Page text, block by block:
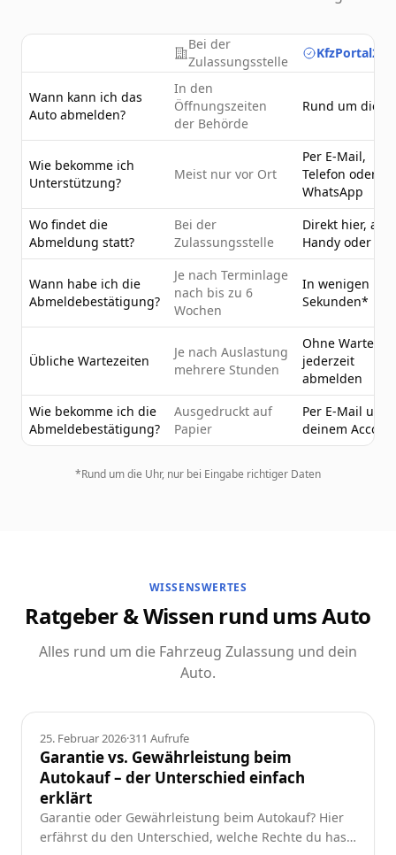
Bei der
Zulassungsstelle
Wann kann ich das
Auto abmelden?
In den
Öffnungszeiten
der Behörde
Rund um die
Wie bekomme ich
Unterstützung?
Meist nur vor Ort
Per E-Mail,
Telefon oder
WhatsApp
Wo findet die
Abmeldung statt?
Bei der
Zulassungsstelle
Direkt hier, am
Handy oder PC
Wann habe ich die
Abmeldebestätigung?
Je nach Terminlage
nach bis zu 6
Wochen
In wenigen
Sekunden*
Übliche Wartezeiten
Je nach Auslastung
mehrere Stunden
Ohne Wartezeit
jederzeit
abmelden
Wie bekomme ich die
Abmeldebestätigung?
Ausgedruckt auf
Papier
Per E-Mail und
deinem
*Rund um die Uhr, nur bei Eingabe richtiger Daten
WISSENSWERTES
Ratgeber & Wissen rund ums Auto
Alles rund um die Fahrzeug Zulassung und dein
Auto.
Ratgeber
25. Februar 2026·311 Aufrufe
Garantie vs. Gewährleistung beim
Autokauf – der Unterschied einfach
erklärt
Garantie oder Gewährleistung beim Autokauf? Hier
erfährst du den Unterschied, welche Rechte du hast